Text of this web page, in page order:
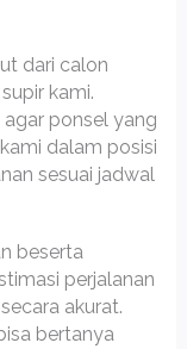
dari calon
kami.
ponsel yang
dalam posisi
sesuai jadwal
beserta
perjalanan
akurat.
bertanya